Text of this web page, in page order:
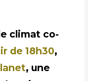
climat co-
de 18h30,
, une